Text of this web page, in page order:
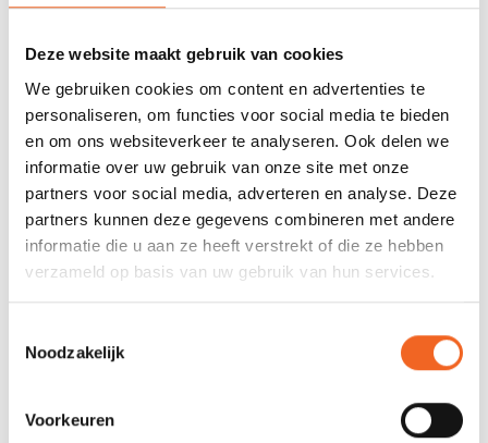
Deze website maakt gebruik van cookies
We gebruiken cookies om content en advertenties te
personaliseren, om functies voor social media te bieden
en om ons websiteverkeer te analyseren. Ook delen we
informatie over uw gebruik van onze site met onze
partners voor social media, adverteren en analyse. Deze
partners kunnen deze gegevens combineren met andere
informatie die u aan ze heeft verstrekt of die ze hebben
verzameld op basis van uw gebruik van hun services.
Noodzakelijk
Voorkeuren
locatie
INFORMATIE
REVIEWS
Nog niet gewaardeerd